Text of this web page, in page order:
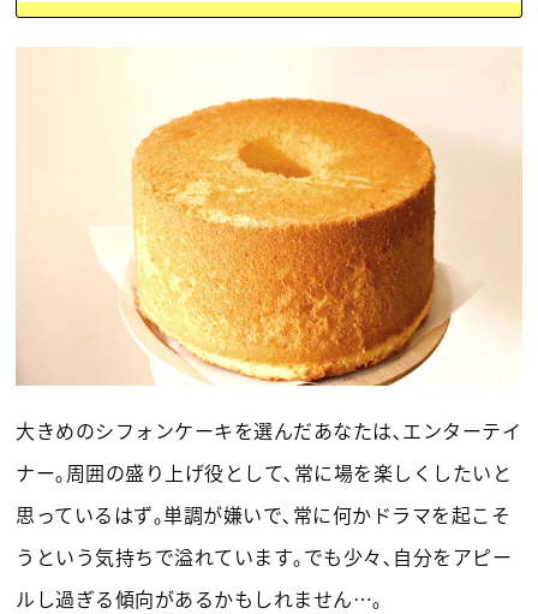
大きめのシフォンケーキを選んだあなたは､エンターテイ
ナー｡周囲の盛り上げ役として､常に場を楽しくしたいと
思っているはず｡単調が嫌いで､常に何かドラマを起こそ
うという気持ちで溢れています｡でも少々､自分をアピー
ルし過ぎる傾向があるかもしれません…｡